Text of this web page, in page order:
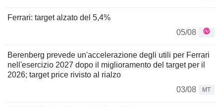
Ferrari: target alzato del 5,4%
05/08
Berenberg prevede un'accelerazione degli utili per Ferrari
nell'esercizio 2027 dopo il miglioramento del target per il
2026; target price rivisto al rialzo
03/08
MT